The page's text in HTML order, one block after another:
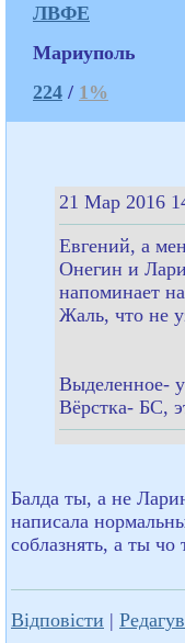
ЛВФЕ
Мариуполь
224 / 1%
21 Мар 2016
Евгений, а
Онегин и
напоминает
Жаль, что не
Выделенное-
Вёрстка- БС,
Балда ты, а не
написала
соблазнять, а ты чо
Відповісти |